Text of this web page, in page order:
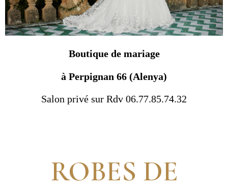
Boutique de mariage
à Perpignan 66 (Alenya)
Salon privé sur Rdv 06.77.85.74.32
ROBES DE